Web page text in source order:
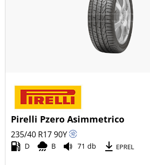
Ganzjahresreifen (0)
Pkw (12)
4x4/Offroad (0)
Transporter (0)
Wohnmobil (0)
Pirelli Pzero Asimmetrico
235/40 R1790Y
D B 71 db EPREL